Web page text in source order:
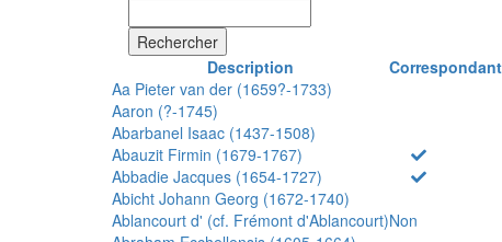
Rechercher
Description
Correspondant
Aa Pieter van der (1659?-1733)
Aaron (?-1745)
Abarbanel Isaac (1437-1508)
Abauzit Firmin (1679-1767)
Abbadie Jacques (1654-1727)
Abicht Johann Georg (1672-1740)
Ablancourt d' (cf. Frémont d'Ablancourt)Non